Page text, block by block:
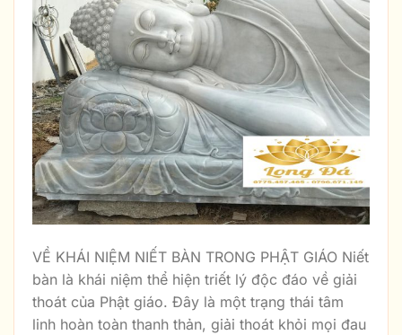
VỀ KHÁI NIỆM NIẾT BÀN TRONG PHẬT GIÁO Niết
bàn là khái niệm thể hiện triết lý độc đáo về giải
thoát của Phật giáo. Đây là một trạng thái tâm
linh hoàn toàn thanh thản, giải thoát khỏi mọi đau